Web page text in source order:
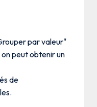
par valeur"
peut obtenir un
de